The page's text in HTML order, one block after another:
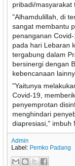
pribadi/masyarakat
"Alhamdulillah, di
sangat membantu
penanganan
pada hari Lebaran
tergabung dalam
bersinergi dengan
kebencanaan
"Yaitunya
Covid-19,
penyemprotan
menghindari
diapresiasi," imbuh
Admin
Label: Pemko Padang